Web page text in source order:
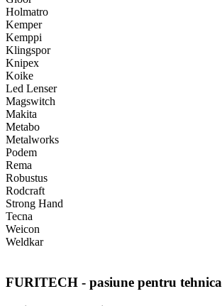
Holmatro
Kemper
Kemppi
Klingspor
Knipex
Koike
Led Lenser
Magswitch
Makita
Metabo
Metalworks
Podem
Rema
Robustus
Rodcraft
Strong Hand
Tecna
Weicon
Weldkar
FURITECH - pasiune pentru tehnica